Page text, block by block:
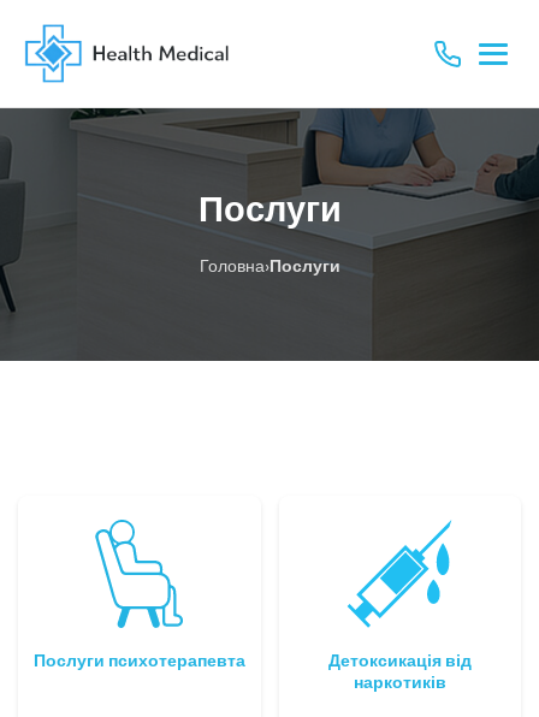
Послуги
Головна›Послуги
Послуги психотерапевта
Детоксикація від
наркотиків